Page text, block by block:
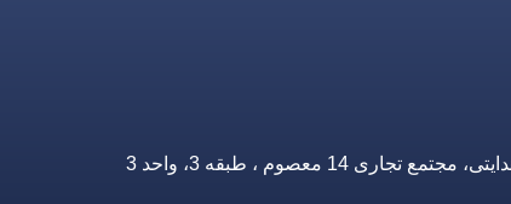
معصوم ، طبقه 3، واحد 3